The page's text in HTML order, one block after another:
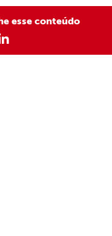
esse conteúdo